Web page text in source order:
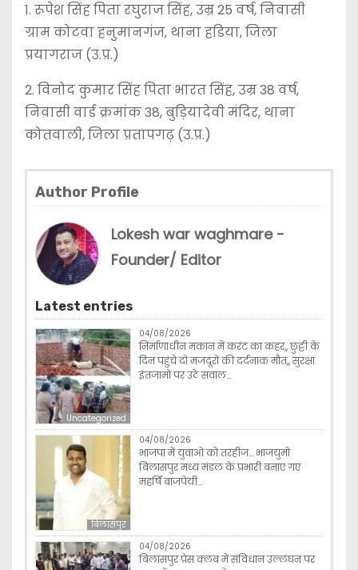
1. रूपेश सिंह पिता रघुराज सिंह, उम्र 25 वर्ष, निवासी
ग्राम कोटवा हनुमानगंज, थाना हडिया, जिला
प्रयागराज (उ.प्र.)
2. विनोद कुमार सिंह पिता भारत सिंह, उम्र 38 वर्ष,
निवासी वार्ड क्रमांक 38, बुड़ियादेवी मंदिर, थाना
कोतवाली, जिला प्रतापगढ़ (उ.प्र.)
Author Profile
Lokesh war waghmare -
Founder/ Editor
Latest entries
Uncategorized
04/08/2026
निर्माणाधीन मकान में करंट का कहर,, छुट्टी के
दिन पहुंचे दो मजदूरों की दर्दनाक मौत,, सुरक्षा
इंतजामों पर उठे सवाल…
बिलासपुर
04/08/2026
भाजपा में युवाओ को तरहीज… भाजयुमो
बिलासपुर मध्य मंडल के प्रभारी बनाए गए
महर्षि बाजपेयी…
04/08/2026
बिलासपुर प्रेस क्लब में संविधान उल्लंघन पर